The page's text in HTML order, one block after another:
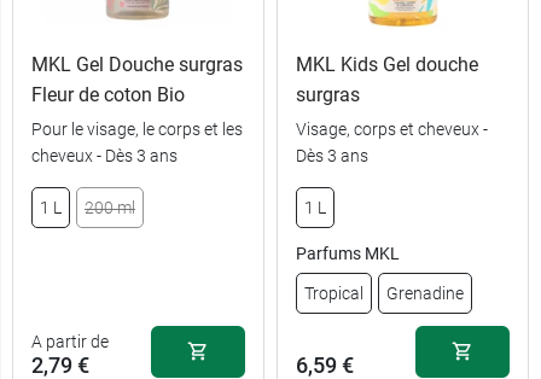
500 ml 7,99 € 245 ml
500 ml 7,99 €
MKL Gel Douche surgras
Fleur de coton Bio
Pour le visage, le corps et les
cheveux - Dès 3 ans
1 L 200 ml
A partir de
2,79 €
MKL Kids Gel douche
surgras
Visage, corps et cheveux -
Dès 3 ans
1 L
Parfums MKL
Tropical Grenadine
6,59 €